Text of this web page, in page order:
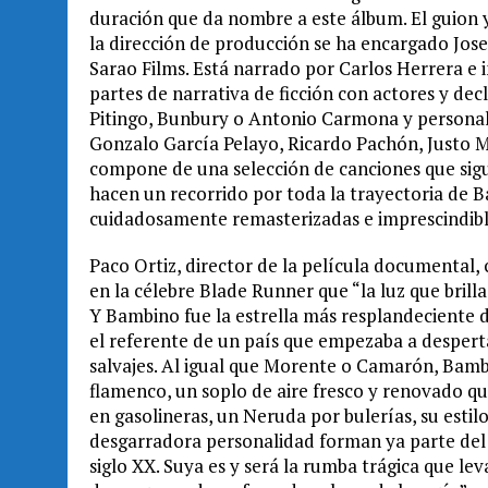
duración que da nombre a este álbum. El
la dirección de producción se ha encargado
Sarao Films. Está narrado por Carlos Herrera
partes de narrativa de ficción con actores y
Pitingo, Bunbury o Antonio Carmona y
Gonzalo García Pelayo, Ricardo Pachón,
compone de una selección de canciones que
hacen un recorrido por toda la trayectoria de
cuidadosamente remasterizadas e
Paco Ortiz, director de la película documental,
en la célebre Blade Runner que “la luz que
Y Bambino fue la estrella más resplandeciente
el referente de un país que empezaba a
salvajes. Al igual que Morente o Camarón,
flamenco, un soplo de aire fresco y renovado
en gasolineras, un Neruda por bulerías, su
desgarradora personalidad forman ya parte
siglo XX. Suya es y será la rumba trágica que